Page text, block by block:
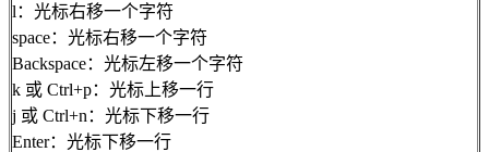
l：光标右移一个字符
space：光标右移一个字符
Backspace：光标左移一个字符
k 或 Ctrl+p：光标上移一行
j 或 Ctrl+n：光标下移一行
Enter：光标下移一行